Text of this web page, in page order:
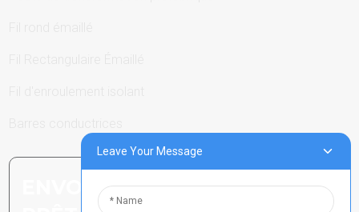
ENVOYER UNE DEMANDE :
Leave Your Message